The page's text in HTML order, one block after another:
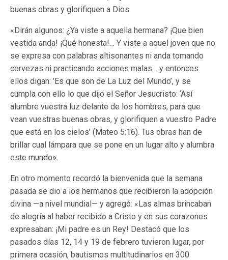
buenas obras y glorifiquen a Dios.
«Dirán algunos: ¿Ya viste a aquella hermana? ¡Que bien
vestida anda! ¡Qué honesta!… Y viste a aquel joven que no
se expresa con palabras altisonantes ni anda tomando
cervezas ni practicando acciones malas… y entonces
ellos digan: ’Es que son de La Luz del Mundo’, y se
cumpla con ello lo que dijo el Señor Jesucristo: ‘Así
alumbre vuestra luz delante de los hombres, para que
vean vuestras buenas obras, y glorifiquen a vuestro Padre
que está en los cielos’ (Mateo 5:16). Tus obras han de
brillar cual lámpara que se pone en un lugar alto y alumbra
este mundo».
En otro momento recordó la bienvenida que la semana
pasada se dio a los hermanos que recibieron la adopción
divina —a nivel mundial— y agregó: «Las almas brincaban
de alegría al haber recibido a Cristo y en sus corazones
expresaban: ¡Mi padre es un Rey! Destacó que los
pasados días 12, 14 y 19 de febrero tuvieron lugar, por
primera ocasión, bautismos multitudinarios en 300